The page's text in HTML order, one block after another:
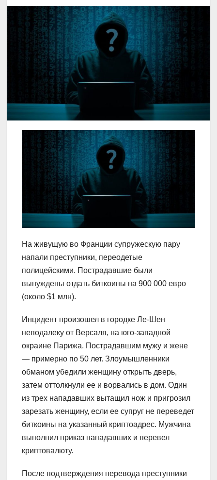
На живущую во Франции супружескую пару
напали преступники, переодетые
полицейскими. Пострадавшие были
вынуждены отдать биткоины на 900 000 евро
(около $1 млн).
Инцидент произошел в городке Ле-Шен
неподалеку от Версаля, на юго-западной
окраине Парижа. Пострадавшим мужу и жене
— примерно по 50 лет. Злоумышленники
обманом убедили женщину открыть дверь,
затем оттолкнули ее и ворвались в дом. Один
из трех нападавших вытащил нож и пригрозил
зарезать женщину, если ее супруг не переведет
биткоины на указанный криптоадрес. Мужчина
выполнил приказ нападавших и перевел
криптовалюту.
После подтверждения перевода преступники